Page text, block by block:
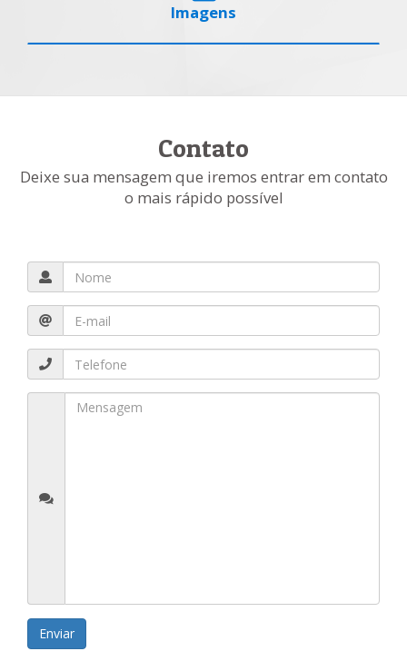
Imagens
Contato
Deixe sua mensagem que iremos entrar em contato
o mais rápido possível
Enviar